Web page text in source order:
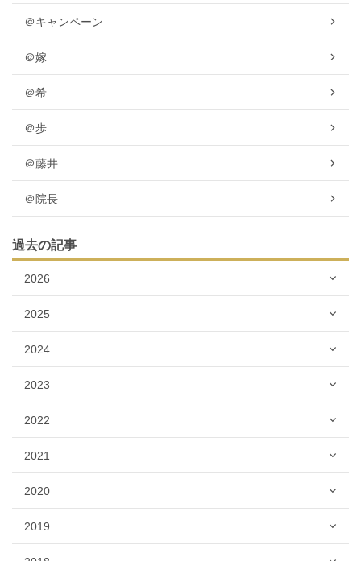
＠キャンペーン
＠嫁
＠希
＠歩
＠藤井
＠院長
過去の記事
2026
2025
2024
2023
2022
2021
2020
2019